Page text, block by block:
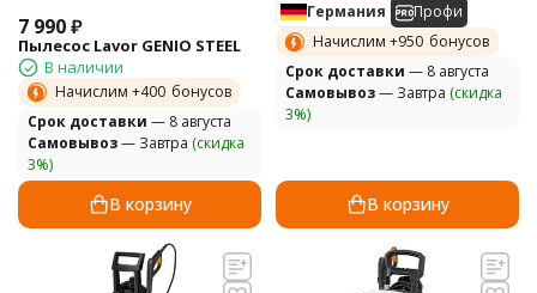
7 990₽
Пылесос Lavor GENIO STEEL
В наличии
Начислим +400 бонусов
Cрок доставки — 8 августа
Самовывоз— Завтра (скидка
3%)
В корзину
Германия
Профи
Начислим +950 бонусов
Cрок доставки — 8 августа
Самовывоз— Завтра (скидка
3%)
В корзину